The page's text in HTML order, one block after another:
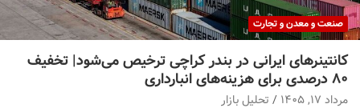
صنعت و معدن و تجارت
کانتینرهای ایرانی در بندر کراچی ترخیص می‌شود| تخفیف
۸۰ درصدی برای هزینه‌های انبارداری
مرداد ۱۷, ۱۴۰۵ تحلیل بازار